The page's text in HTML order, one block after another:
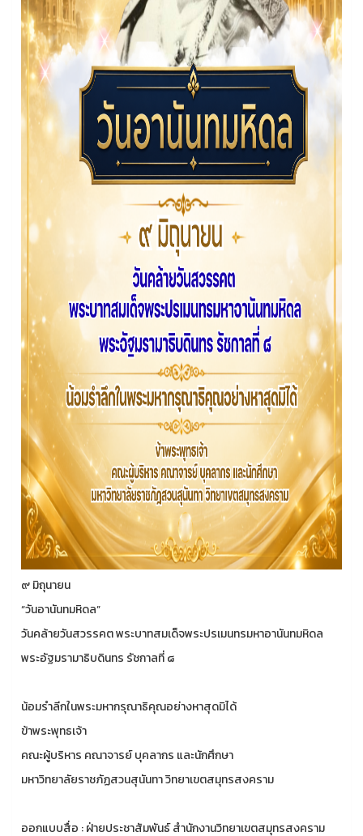
๙ มิถุนายน
“วันอานันทมหิดล”
วันคล้ายวันสวรรคต พระบาทสมเด็จพระปรเมนทรมหาอานันทมหิดล
พระอัฐมรามาธิบดินทร รัชกาลที่ ๘
น้อมรำลีกในพระมหากรุณาธิคุณอย่างหาสุดมิได้
ข้าพระพุทธเจ้า
คณะผู้บริหาร คณาจารย์ บุคลากร และนักศึกษา
มหาวิทยาลัยราชภัฏสวนสุนันทา วิทยาเขตสมุทรสงคราม
ออกแบบสื่อ : ฝ่ายประชาสัมพันธ์ สำนักงานวิทยาเขตสมุทรสงคราม